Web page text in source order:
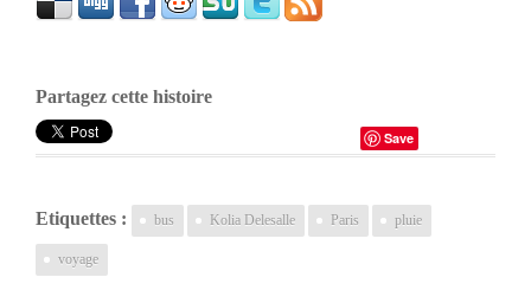
Partagez cette histoire
Save
Etiquettes : bus Kolia Delesalle Paris pluie
voyage